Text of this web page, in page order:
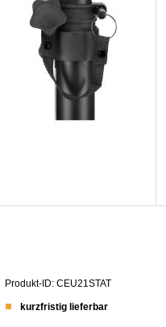
Produkt-ID: CEU21STAT
kurzfristig lieferbar